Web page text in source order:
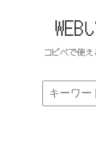
コピペで使え